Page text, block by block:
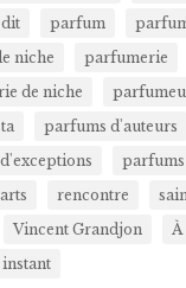
parfum
niche
parfumerie
de niche
parfums d'auteurs
rencontre
Vincent Grandjon
À
instant